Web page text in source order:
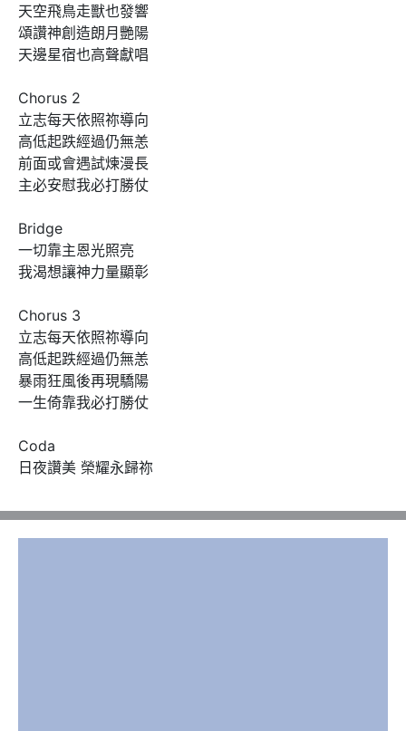
天空飛鳥走獸也發響
頌讚神創造朗月艷陽
天邊星宿也高聲獻唱
Chorus 2
立志每天依照祢導向
高低起跌經過仍無恙
前面或會遇試煉漫長
主必安慰我必打勝仗
Bridge
一切靠主恩光照亮
我渴想讓神力量顯彰
Chorus 3
立志每天依照祢導向
高低起跌經過仍無恙
暴雨狂風後再現驕陽
一生倚靠我必打勝仗
Coda
日夜讚美 榮耀永歸祢